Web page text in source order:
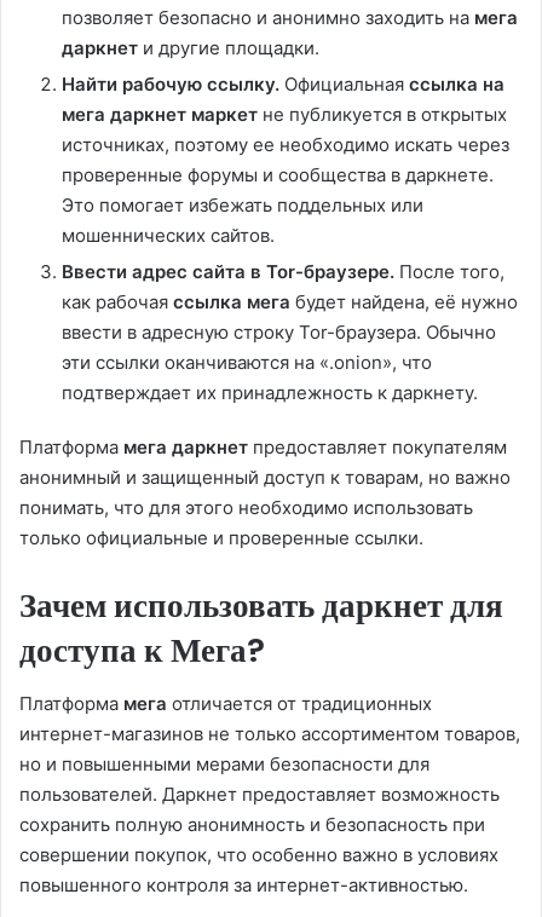
позволяет безопасно и анонимно заходить на мега
даркнет и другие площадки.
Найти рабочую ссылку. Официальная ссылка на
мега даркнет маркет не публикуется в открытых
источниках, поэтому ее необходимо искать через
проверенные форумы и сообщества в даркнете.
Это помогает избежать поддельных или
мошеннических сайтов.
Ввести адрес сайта в Tor-браузере. После того,
как рабочая ссылка мега будет найдена, её нужно
ввести в адресную строку Tor-браузера. Обычно
эти ссылки оканчиваются на «.onion», что
подтверждает их принадлежность к даркнету.
Платформа мега даркнет предоставляет покупателям
анонимный и защищенный доступ к товарам, но важно
понимать, что для этого необходимо использовать
только официальные и проверенные ссылки.
Зачем использовать даркнет для
доступа к Мега?
Платформа мега отличается от традиционных
интернет-магазинов не только ассортиментом товаров,
но и повышенными мерами безопасности для
пользователей. Даркнет предоставляет возможность
сохранить полную анонимность и безопасность при
совершении покупок, что особенно важно в условиях
повышенного контроля за интернет-активностью.